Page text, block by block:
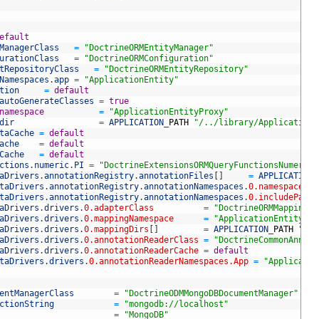
=
"DoctrineORMEntityManager"
=
"DoctrineORMConfiguration"
=
"DoctrineORMEntityRepository"
.app =
"ApplicationEntity"
= default
autoGenerateClasses = true
namespace
=
"ApplicationEntityProxy"
dir
= APPLICATION PATH
"/../library/Application/
= default
= default
= default
. numeric. PI =
.annotationRegistry.annotationFiles [ ] = APPLICATION
.annotationRegistry.annotationNamespaces .0.namespace
.annotationRegistry.annotationNamespaces .0.includePath
.drivers .0.adapterClass =
.drivers .0.mappingNamespace =
"ApplicationEntity"
.drivers .0.mappingDirs [ ] = APPLICATION PATH
"/
.drivers .0.annotationReaderClass =
.drivers .0.annotationReaderCache = default
.drivers .0.annotationReaderNamespaces.App =
=
"DoctrineODMMongoDBDocumentManager"
=
"mongodb://localhost"
=
"MongoDB"